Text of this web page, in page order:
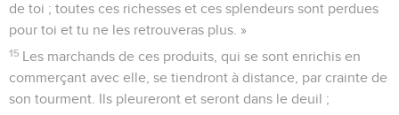
de toi ; toutes ces richesses et ces splendeurs sont perdues
pour toi et tu ne les retrouveras plus. »
15 Les marchands de ces produits, qui se sont enrichis en
commerçant avec elle, se tiendront à distance, par crainte de
son tourment. Ils pleureront et seront dans le deuil ;